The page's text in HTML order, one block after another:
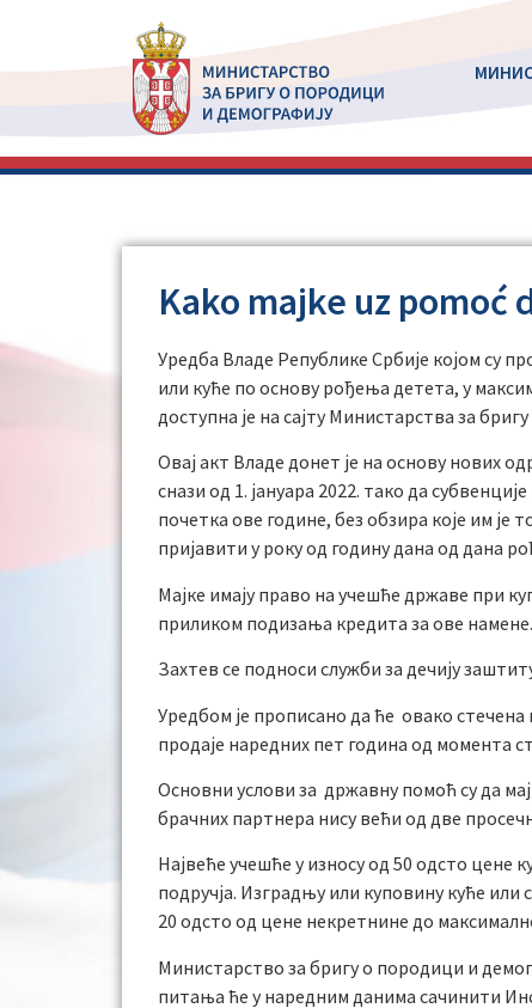
Kako majke uz
Уредба Владе Републике Србије којом су
или куће по основу рођења детета, у
доступна је на сајту Министарства за
Овај акт Владе донет је на основу нових
снази од 1. јануара 2022. тако да
почетка ове године, без обзира које им
пријавити у року од годину дана од дана
Мајке имају право на учешће државе при
приликом подизања кредита за ове
Захтев се подноси служби за дечију
Уредбом је прописано да ће овако
продаје наредних пет година од момента
Основни услови за државну помоћ су да
брачних партнера нису већи од две
Највеће учешће у износу од 50 одсто цене
подручја. Изградњу или куповину куће
20 одсто од цене некретнине до
Министарство за бригу о породици и
питања ће у наредним данима сачинити